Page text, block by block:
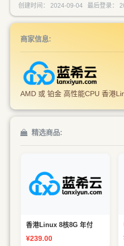
创建时间： 2024-09-04 最后登录：
商家信息:
AMD 或 铂金 高性能CPU 香港
精选商品:
采用 AMD 7K62 和铂金
8272CL 高性能CPU
香港Linux 8核8G 年付
¥239.00